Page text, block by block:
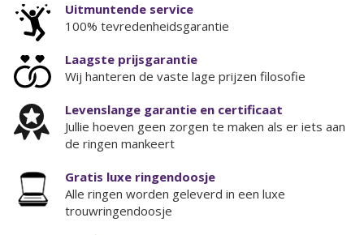
Uitmuntende service
100% tevredenheidsgarantie
Laagste prijsgarantie
Wij hanteren de vaste lage prijzen filosofie
Levenslange garantie en certificaat
Jullie hoeven geen zorgen te maken als er iets aan
de ringen mankeert
Gratis luxe ringendoosje
Alle ringen worden geleverd in een luxe
trouwringendoosje